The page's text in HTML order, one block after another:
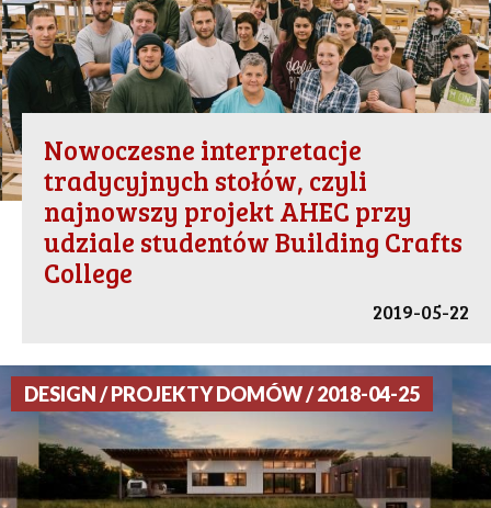
Nowoczesne interpretacje
tradycyjnych stołów, czyli
najnowszy projekt AHEC przy
udziale studentów Building Crafts
College
2019-05-22
DESIGN / PROJEKTY DOMÓW / 2018-04-25